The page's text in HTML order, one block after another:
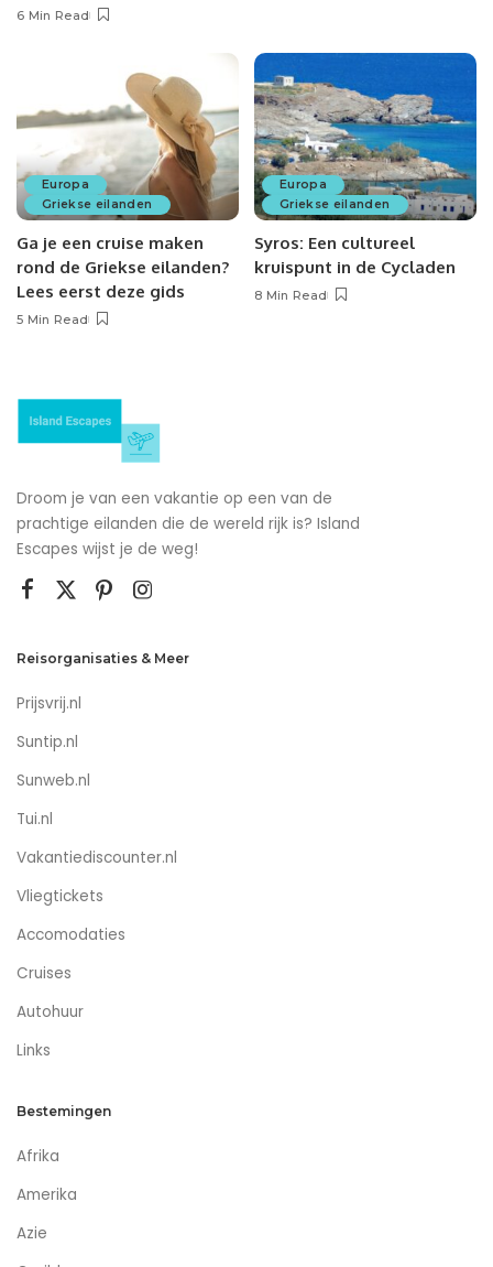
6 Min Read
Europa
Griekse eilanden
Ga je een cruise maken
rond de Griekse eilanden?
Lees eerst deze gids
5 Min Read
Europa
Griekse eilanden
Syros: Een cultureel
kruispunt in de Cycladen
8 Min Read
Droom je van een vakantie op een van de
prachtige eilanden die de wereld rijk is? Island
Escapes wijst je de weg!
Reisorganisaties & Meer
Prijsvrij.nl
Suntip.nl
Sunweb.nl
Tui.nl
Vakantiediscounter.nl
Vliegtickets
Accomodaties
Cruises
Autohuur
Links
Bestemingen
Afrika
Amerika
Azie